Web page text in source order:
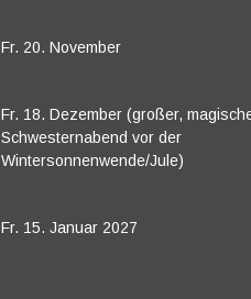
Fr. 20. November
Fr. 18. Dezember (großer,
Schwesternabend vor der
Wintersonnenwende/Jule)
Fr. 15. Januar 2027